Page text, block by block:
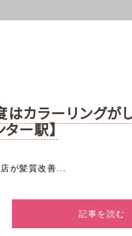
はカラーリングが
ター駅】
が髪質改善...
記事を読む